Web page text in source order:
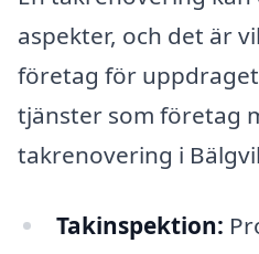
aspekter, och det är
företag för
tjänster som företag
takrenovering i
Takinspektion: